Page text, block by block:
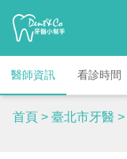
醫師資訊 看診時間
首頁 > 臺北市牙醫 >